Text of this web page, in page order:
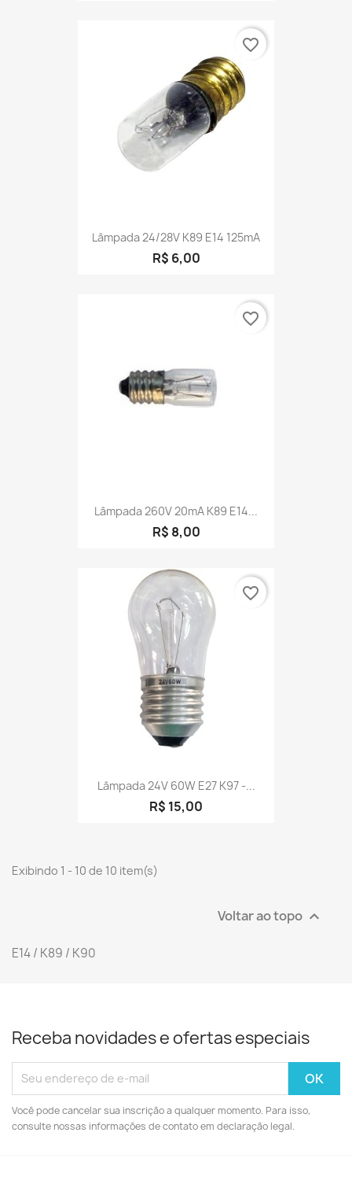
Lâmpada 24/28V K89 E14 125mA
R$ 6,00
favorite_border
Lâmpada 260V 20mA K89 E14...
R$ 8,00
favorite_border
Lâmpada 24V 60W E27 K97 -...
R$ 15,00
favorite_border
Exibindo 1 - 10 de 10 item(s)
Voltar ao topo 
E14 / K89 / K90
Receba novidades e ofertas especiais
Você pode cancelar sua inscrição a qualquer momento. Para isso,
consulte nossas informações de contato em declaração legal.